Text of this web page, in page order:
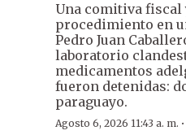
Una comitiva
procedimiento en
Pedro Juan
laboratorio
medicamentos
fueron detenidas:
paraguayo.
Agosto 6, 2026 11:43 a. m. ·